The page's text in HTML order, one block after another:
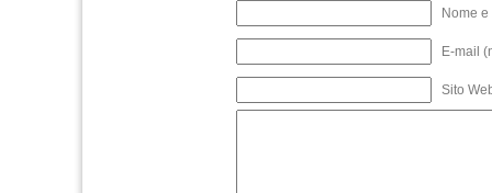
Nome
E-mail
Sito